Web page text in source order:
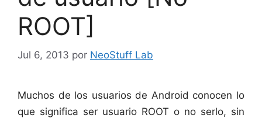
ROOT]
Jul 6, 2013 por NeoStuff Lab
Muchos de los usuarios de Android conocen lo
que significa ser usuario ROOT o no serlo, sin